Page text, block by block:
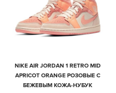
NIKE AIR JORDAN 1 RETRO MID
APRICOT ORANGE РОЗОВЫЕ С
БЕЖЕВЫМ КОЖА-НУБУК